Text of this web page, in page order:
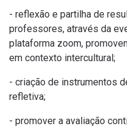
- reflexão e partilha de
professores, através da
plataforma zoom,
em contexto intercultural;
- criação de instrumentos
refletiva;
- promover a avaliação